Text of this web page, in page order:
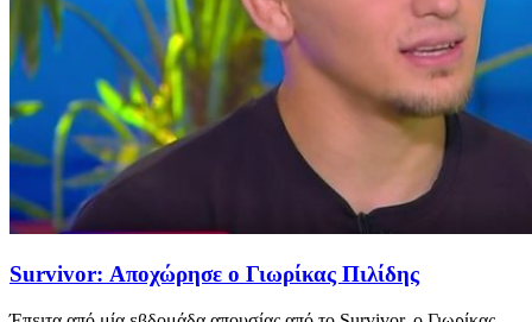
Survivor: Αποχώρησε ο Γιωρίκας Πιλίδης